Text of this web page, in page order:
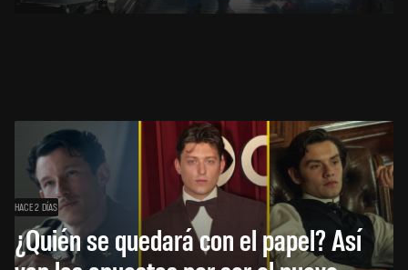
HACE 2 DÍAS
¿Quién se quedará con el papel? Así